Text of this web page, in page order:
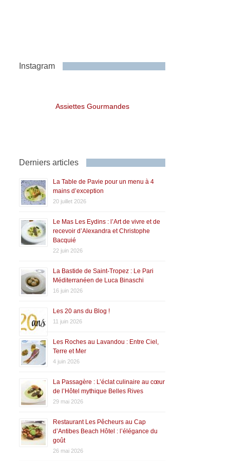
Instagram
Assiettes Gourmandes
Derniers articles
La Table de Pavie pour un menu à 4
mains d’exception
20 juillet 2026
Le Mas Les Eydins : l’Art de vivre et de
recevoir d’Alexandra et Christophe
Bacquié
22 juin 2026
La Bastide de Saint-Tropez : Le Pari
Méditerranéen de Luca Binaschi
16 juin 2026
Les 20 ans du Blog !
11 juin 2026
Les Roches au Lavandou : Entre Ciel,
Terre et Mer
4 juin 2026
La Passagère : L’éclat culinaire au cœur
de l’Hôtel mythique Belles Rives
29 mai 2026
Restaurant Les Pêcheurs au Cap
d’Antibes Beach Hôtel : l’élégance du
goût
26 mai 2026